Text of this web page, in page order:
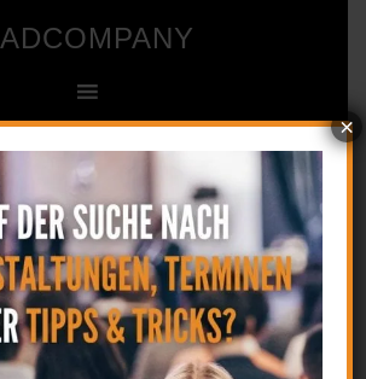
und Zeichenbüro für CAD
der Projekte in einem CAD
×